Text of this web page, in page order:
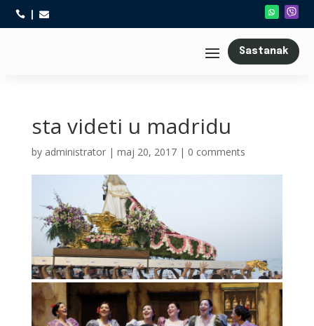
 
Sastanak
sta videti u madridu
by administrator| maj 20, 2017| 0 comments